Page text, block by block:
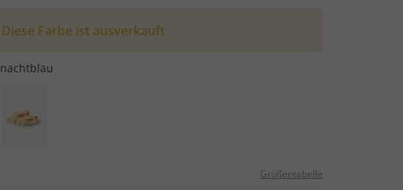
Diese Farbe ist ausverkauft
nachtblau
Größentabelle